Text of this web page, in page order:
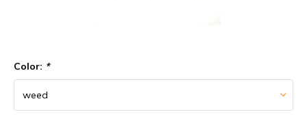
Color: *